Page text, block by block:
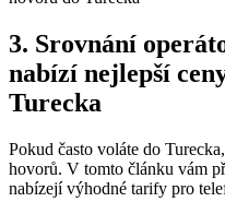
3. Srovnání
nabízí nejlepší
Turecka
Pokud často voláte do
hovorů. V tomto článku vám
nabízejí výhodné tarify pro